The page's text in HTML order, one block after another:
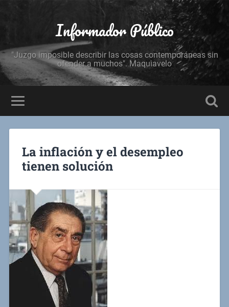
Informador Público
"Juzgo imposible describir las cosas contemporáneas sin
ofender a muchos". Maquiavelo
La inflación y el desempleo
tienen solución